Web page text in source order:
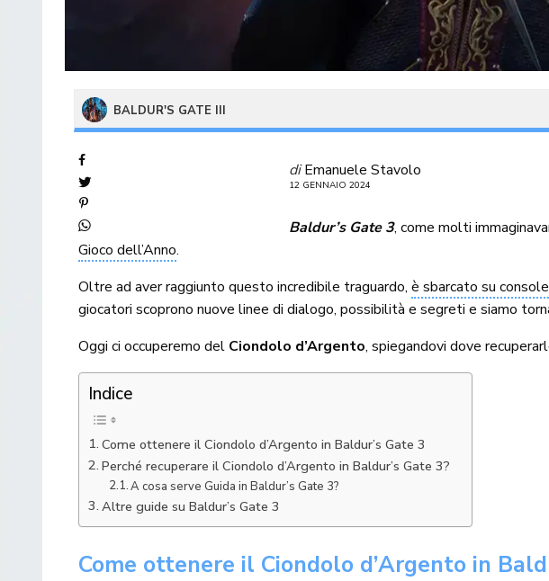
BALDUR'S GATE III
di Emanuele Stavolo
12 GENNAIO 2024
Baldur’s Gate 3, come molti
Gioco dell’Anno.
Oltre ad aver raggiunto questo incredibile traguardo,è sbarcato su
giocatori scoprono nuove linee di dialogo, possibilità e segreti e siamo
Oggi ci occuperemo del Ciondolo d’Argento, spiegandovi dove
Indice
Come ottenere il Ciondolo d’Argento in Baldur’s Gate 3
Perché recuperare il Ciondolo d’Argento in Baldur’s Gate 3?
A cosa serve Guida in Baldur’s Gate 3?
Altre guide su Baldur’s Gate 3
Come ottenere il Ciondolo d’Argento in